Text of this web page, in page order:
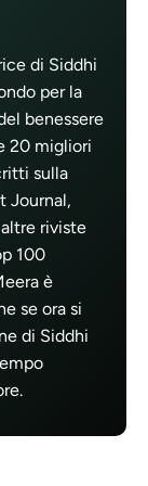
di Siddhi
per la
benessere
20 migliori
sulla
Journal,
riviste
100
è
se ora si
di Siddhi